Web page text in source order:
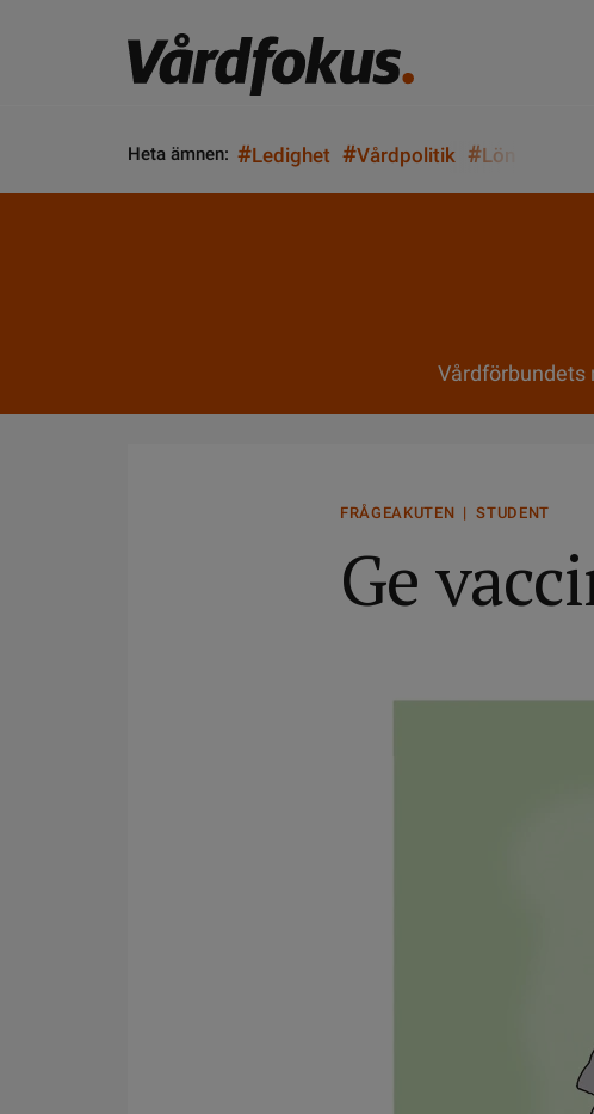
Heta ämnen: #Ledighet #Vårdpolitik #Lön
Vårdförbundets
FRÅGEAKUTEN | STUDENT
Ge